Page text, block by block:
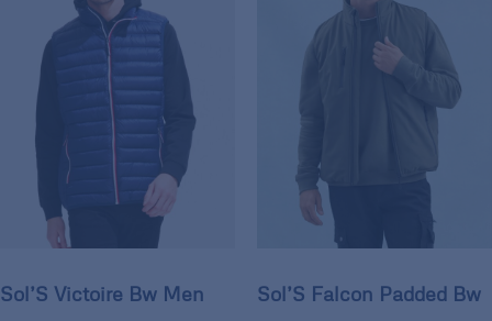
Sol’S Victoire Bw Men Sol’S Falcon Padded Bw